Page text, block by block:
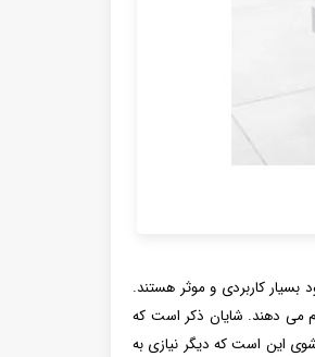
بسیار کاربردی و موثر هستند.
می دهند. شایان ذکر است که
این است که دیگر نیازی به